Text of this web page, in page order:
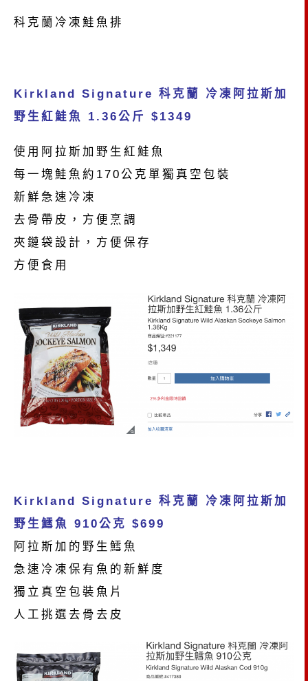
科克蘭冷凍鮭魚排
K irkland Signature 科克蘭 冷凍阿拉斯加
野生紅鮭魚 1.36公斤 $1349
使用阿拉斯加野生紅鮭魚
每一塊鮭魚約170公克單獨真空包裝
新鮮急速冷凍
去骨帶皮，方便烹調
夾鏈袋設計，方便保存
方便食用
Kirkland Signature 科克蘭 冷凍阿拉斯加
野生鱈魚 910公克 $699
阿拉斯加的野生鱈魚
急速冷凍保有魚的新鮮度
獨立真空包裝魚片
人工挑選去骨去皮